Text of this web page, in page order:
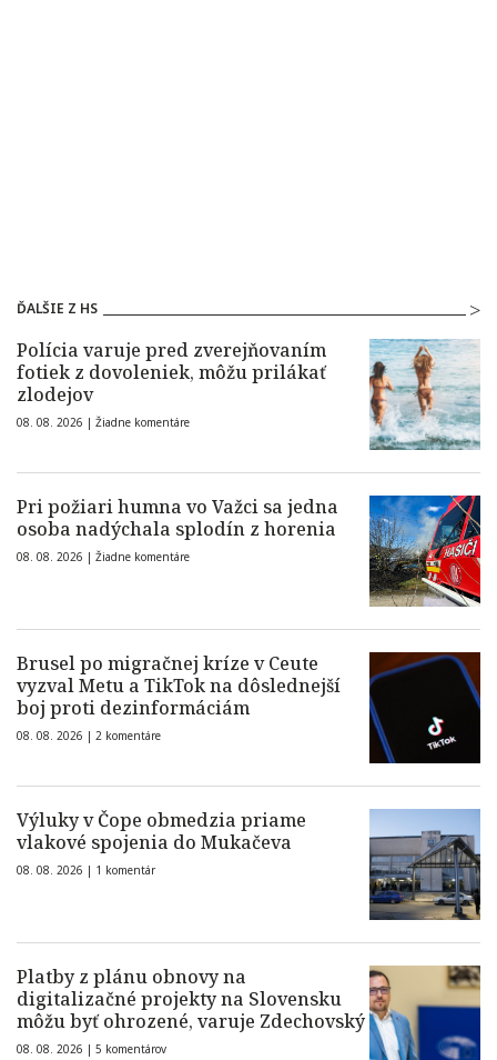
ĎALŠIE Z HS
Polícia varuje pred zverejňovaním
fotiek z dovoleniek, môžu prilákať
zlodejov
08. 08. 2026 | Žiadne komentáre
Pri požiari humna vo Važci sa jedna
osoba nadýchala splodín z horenia
08. 08. 2026 | Žiadne komentáre
Brusel po migračnej kríze v Ceute
vyzval Metu a TikTok na dôslednejší
boj proti dezinformáciám
08. 08. 2026 | 2 komentáre
Výluky v Čope obmedzia priame
vlakové spojenia do Mukačeva
08. 08. 2026 | 1 komentár
Platby z plánu obnovy na
digitalizačné projekty na Slovensku
môžu byť ohrozené, varuje Zdechovský
08. 08. 2026 | 5 komentárov